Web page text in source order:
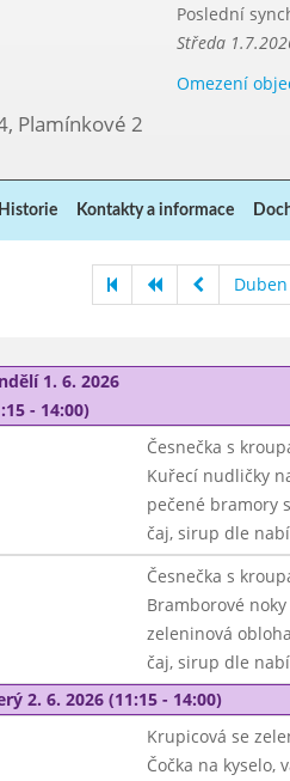
Poslední
Středa
Omezení
Plamínkové 2
Historie Kontakty a informace
1. 6. 2026
- 14:00)
Česnečka s
Kuřecí nudličky
pečené bramory
čaj, sirup dle
Česnečka s
Bramborové
zeleninová
čaj, sirup dle
2. 6. 2026 (11:15 - 14:00)
Krupicová se
Čočka na kyselo,